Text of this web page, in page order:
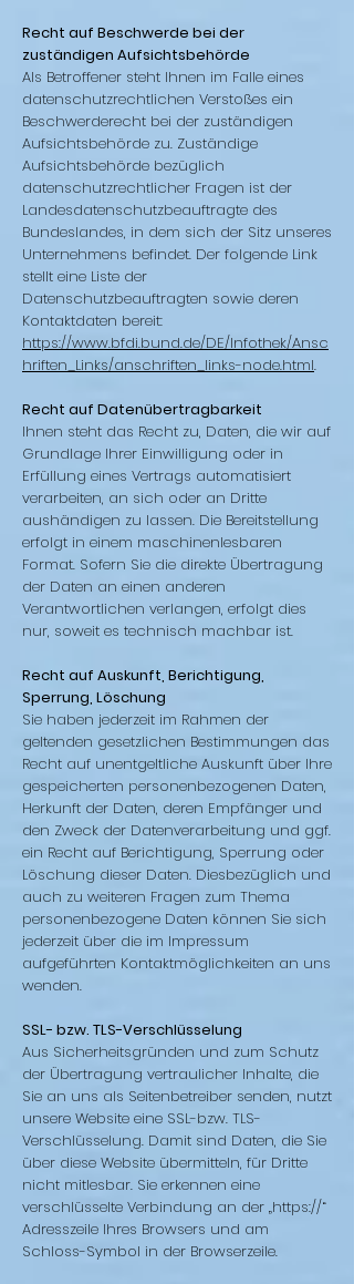
Recht auf Beschwerde bei der
zuständigen Aufsichtsbehörde
Als Betroffener steht Ihnen im Falle eines
datenschutzrechtlichen Verstoßes ein
Beschwerderecht bei der zuständigen
Aufsichtsbehörde zu. Zuständige
Aufsichtsbehörde bezüglich
datenschutzrechtlicher Fragen ist der
Landesdatenschutzbeauftragte des
Bundeslandes, in dem sich der Sitz unseres
Unternehmens befindet. Der folgende Link
stellt eine Liste der
Datenschutzbeauftragten sowie deren
Kontaktdaten bereit:
https://www.bfdi.bund.de/DE/Infothek/Ansc
hriften_Links/anschriften_links-node.html.
Recht auf Datenübertragbarkeit
Ihnen steht das Recht zu, Daten, die wir auf
Grundlage Ihrer Einwilligung oder in
Erfüllung eines Vertrags automatisiert
verarbeiten, an sich oder an Dritte
aushändigen zu lassen. Die Bereitstellung
erfolgt in einem maschinenlesbaren
Format. Sofern Sie die direkte Übertragung
der Daten an einen anderen
Verantwortlichen verlangen, erfolgt dies
nur, soweit es technisch machbar ist.
Recht auf Auskunft, Berichtigung,
Sperrung, Löschung
Sie haben jederzeit im Rahmen der
geltenden gesetzlichen Bestimmungen das
Recht auf unentgeltliche Auskunft über Ihre
gespeicherten personenbezogenen Daten,
Herkunft der Daten, deren Empfänger und
den Zweck der Datenverarbeitung und ggf.
ein Recht auf Berichtigung, Sperrung oder
Löschung dieser Daten. Diesbezüglich und
auch zu weiteren Fragen zum Thema
personenbezogene Daten können Sie sich
jederzeit über die im Impressum
aufgeführten Kontaktmöglichkeiten an uns
wenden.
SSL- bzw. TLS-Verschlüsselung
Aus Sicherheitsgründen und zum Schutz
der Übertragung vertraulicher Inhalte, die
Sie an uns als Seitenbetreiber senden, nutzt
unsere Website eine SSL-bzw. TLS-
Verschlüsselung. Damit sind Daten, die Sie
über diese Website übermitteln, für Dritte
nicht mitlesbar. Sie erkennen eine
verschlüsselte Verbindung an der „https://“
Adresszeile Ihres Browsers und am
Schloss-Symbol in der Browserzeile.